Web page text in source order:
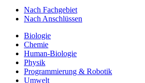
Nach Fachgebiet
Nach Anschlüssen
Biologie
Chemie
Human-Biologie
Physik
Programmierung & Robotik
Umwelt